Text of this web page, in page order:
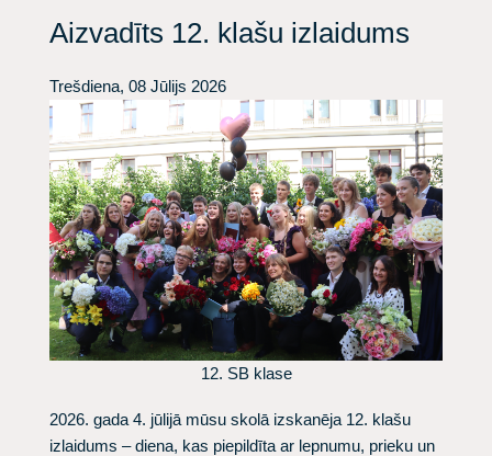
Aizvadīts 12. klašu izlaidums
Trešdiena, 08 Jūlijs 2026
12. SB klase
​2026. gada 4. jūlijā mūsu skolā izskanēja 12. klašu
izlaidums – diena, kas piepildīta ar lepnumu, prieku un